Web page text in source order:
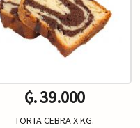
₲. 39.000
TORTA CEBRA X KG.